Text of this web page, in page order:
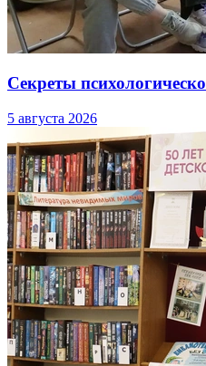
Секреты
5 августа 2026